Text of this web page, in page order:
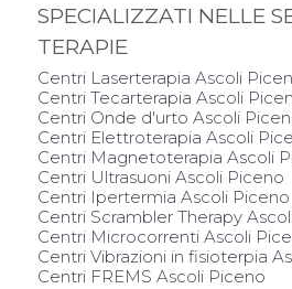
SPECIALIZZATI NELLE
TERAPIE
Centri Laserterapia Ascoli
Centri Tecarterapia Ascoli
Centri Onde d'urto Ascoli
Centri Elettroterapia Ascoli
Centri Magnetoterapia Ascoli
Centri Ultrasuoni Ascoli Piceno
Centri Ipertermia Ascoli Piceno
Centri Scrambler Therapy
Centri Microcorrenti Ascoli
Centri Vibrazioni in fisioterpia
Centri FREMS Ascoli Piceno